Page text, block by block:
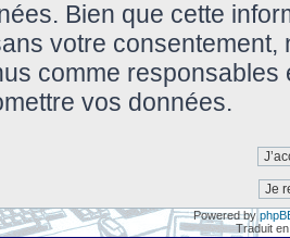
Bien que cette
votre
comme
vos données.
Powered by
Traduit